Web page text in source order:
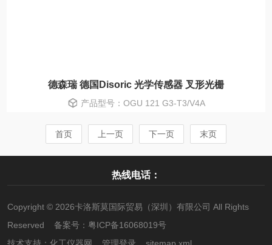
德森瑞 德国Disoric 光学传感器 叉形光栅
产品型号：OGU 121 G3-T3/V4A
首页 上一页 下一页 末页
热线电话：
Copyright © 2026卡洛斯莫国际贸易（深圳）有限公司 All Rights
Reserved 备案号： 粤ICP备16068019号